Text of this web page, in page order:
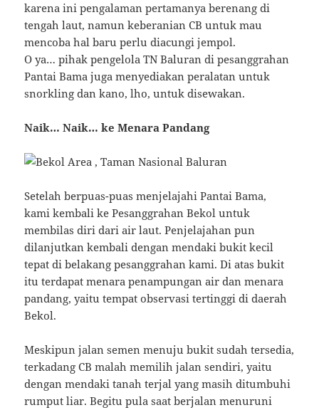
karena ini pengalaman pertamanya berenang di
tengah laut, namun keberanian CB untuk mau
mencoba hal baru perlu diacungi jempol.
O ya… pihak pengelola TN Baluran di pesanggrahan
Pantai Bama juga menyediakan peralatan untuk
snorkling dan kano, lho, untuk disewakan.
Naik… Naik… ke Menara Pandang
Setelah berpuas-puas menjelajahi Pantai Bama,
kami kembali ke Pesanggrahan Bekol untuk
membilas diri dari air laut. Penjelajahan pun
dilanjutkan kembali dengan mendaki bukit kecil
tepat di belakang pesanggrahan kami. Di atas bukit
itu terdapat menara penampungan air dan menara
pandang, yaitu tempat observasi tertinggi di daerah
Bekol.
Meskipun jalan semen menuju bukit sudah tersedia,
terkadang CB malah memilih jalan sendiri, yaitu
dengan mendaki tanah terjal yang masih ditumbuhi
rumput liar. Begitu pula saat berjalan menuruni